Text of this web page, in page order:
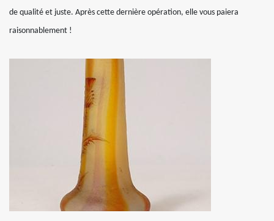
de qualité et juste. Après cette dernière opération, elle vous paiera
raisonnablement !